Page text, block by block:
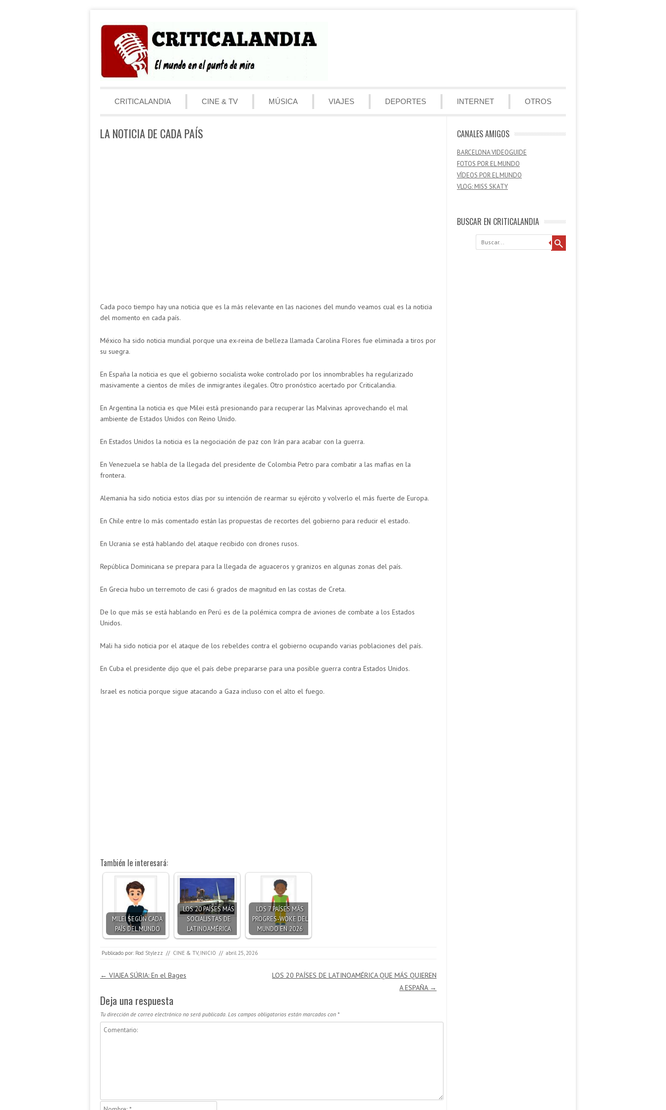
Menú
CRITICALANDIA
CINE & TV MÚSICA VIAJES DEPORTES INTERNET OTROS
LA NOTICIA DE CADA PAÍS
Cada poco tiempo hay una noticia que es la más relevante en las naciones del mundo veamos cual es la noticia
del momento en cada país.
México ha sido noticia mundial porque una ex-reina de belleza llamada Carolina Flores fue eliminada a tiros por
su suegra.
En España la noticia es que el gobierno socialista woke controlado por los innombrables ha regularizado
masivamente a cientos de miles de inmigrantes ilegales. Otro pronóstico acertado por Criticalandia.
En Argentina la noticia es que Milei está presionando para recuperar las Malvinas aprovechando el mal
ambiente de Estados Unidos con Reino Unido.
En Estados Unidos la noticia es la negociación de paz con Irán para acabar con la guerra.
En Venezuela se habla de la llegada del presidente de Colombia Petro para combatir a las mafias en la
frontera.
Alemania ha sido noticia estos días por su intención de rearmar su ejército y volverlo el más fuerte de Europa.
En Chile entre lo más comentado están las propuestas de recortes del gobierno para reducir el estado.
En Ucrania se está hablando del ataque recibido con drones rusos.
República Dominicana se prepara para la llegada de aguaceros y granizos en algunas zonas del país.
En Grecia hubo un terremoto de casi 6 grados de magnitud en las costas de Creta.
De lo que más se está hablando en Perú es de la polémica compra de aviones de combate a los Estados
Unidos.
Mali ha sido noticia por el ataque de los rebeldes contra el gobierno ocupando varias poblaciones del país.
En Cuba el presidente dijo que el país debe prepararse para una posible guerra contra Estados Unidos.
Israel es noticia porque sigue atacando a Gaza incluso con el alto el fuego.
También le interesará:
MILEI SEGÚN CADA
PAÍS DEL MUNDO
LOS 20 PAÍSES MÁS
SOCIALISTAS DE
LATINOAMÉRICA
LOS 7 PAÍSES MÁS
PROGRES-WOKE DEL
MUNDO EN 2026
Publicado por: Rod Stylezz // CINE & TV, INICIO // abril 25, 2026
Navegación de entradas
← VIAJEA SÚRIA: En el Bages
LOS 20 PAÍSES DE LATINOAMÉRICA QUE MÁS QUIEREN
A ESPAÑA →
Deja una respuesta
Tu dirección de correo electrónico no será publicada. Los campos obligatorios están marcados con *
CANALES AMIGOS
BARCELONA VIDEOGUIDE
FOTOS POR EL MUNDO
VÍDEOS POR EL MUNDO
VLOG: MISS SKATY
BUSCAR EN CRITICALANDIA
Buscar